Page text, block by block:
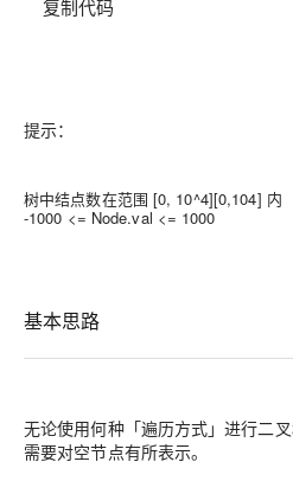
复制代码
提示：
树中结点数在范围 [0, 10^4][0,104] 内
-1000 <= Node.val <= 1000
基本思路
无论使用何种「遍历方式」进行二
需要对空节点有所表示。